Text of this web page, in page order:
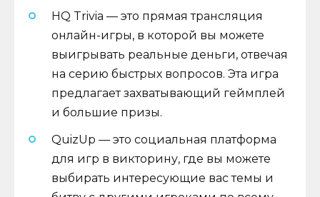
HQ Trivia — это прямая трансляция
онлайн-игры, в которой вы можете
выигрывать реальные деньги, отвечая
на серию быстрых вопросов. Эта игра
предлагает захватывающий геймплей
и большие призы.
QuizUp — это социальная платформа
для игр в викторину, где вы можете
выбирать интересующие вас темы и